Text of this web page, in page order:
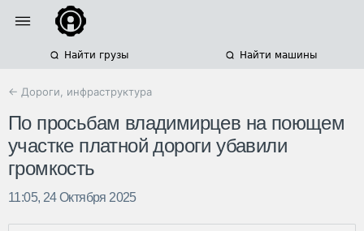
Найти грузы Найти машины
← Дороги, инфраструктура
По просьбам владимирцев на поющем
участке платной дороги убавили
громкость
11:05, 24 Октября 2025